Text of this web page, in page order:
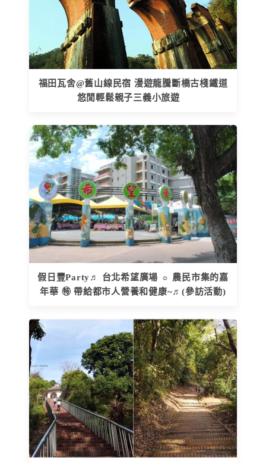
福田瓦舍@舊山線民宿 漫遊龍騰斷橋古棧鐵道
悠閒輕鬆親子三義小旅遊
假日豐Party♬ 台北希望廣場 ☼ 農民市集的嘉
年華 ㊕ 帶給都市人營養和健康~♬(參訪活動)